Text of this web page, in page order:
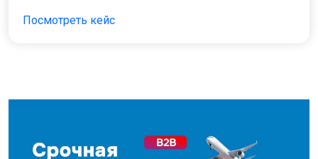
Посмотреть кейс